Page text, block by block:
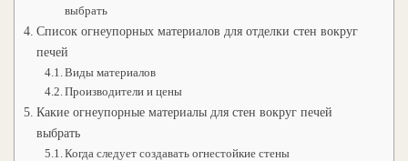
выбрать
Список огнеупорных материалов для отделки стен вокруг
печей
Виды материалов
Производители и цены
Какие огнеупорные материалы для стен вокруг печей
выбрать
Когда следует создавать огнестойкие стены